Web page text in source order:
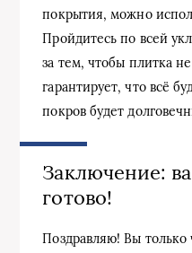
покрытия, можно
Пройдитесь по всей
за тем, чтобы плитка
гарантирует, что всё
покров будет
Заключение:
готово!
Поздравляю! Вы только